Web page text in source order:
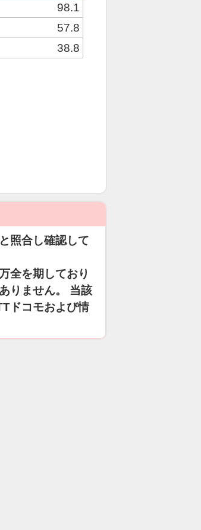
98.1
57.8
38.8
照合し確認して
全を期しており
りません。 当該
ドコモおよび情